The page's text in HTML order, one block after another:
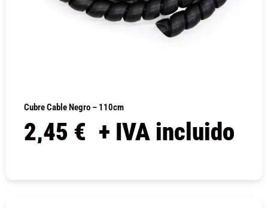
Cubre Cable Negro – 110cm
2,45 € + IVA incluido